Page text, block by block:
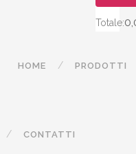
Totale:
HOME PRODOTTI
CONTATTI